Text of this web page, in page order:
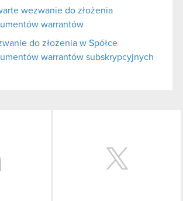
wezwanie do złożenia
warrantów
do złożenia w Spółce
warrantów subskrypcyjnych